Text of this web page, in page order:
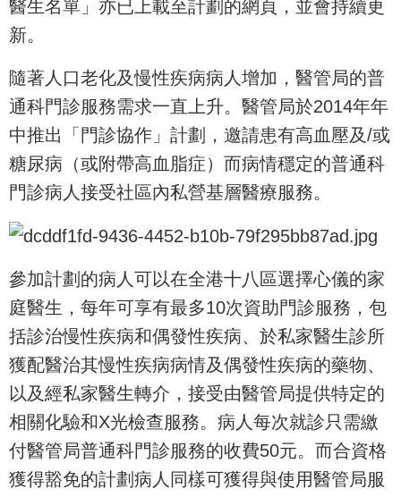
醫生名單」亦已上載至計劃的網頁，並會持續更
新。
隨著人口老化及慢性疾病病人增加，醫管局的普
通科門診服務需求一直上升。醫管局於2014年年
中推出「門診協作」計劃，邀請患有高血壓及/或
糖尿病（或附帶高血脂症）而病情穩定的普通科
門診病人接受社區內私營基層醫療服務。
參加計劃的病人可以在全港十八區選擇心儀的家
庭醫生，每年可享有最多10次資助門診服務，包
括診治慢性疾病和偶發性疾病、於私家醫生診所
獲配醫治其慢性疾病病情及偶發性疾病的藥物、
以及經私家醫生轉介，接受由醫管局提供特定的
相關化驗和X光檢查服務。病人每次就診只需繳
付醫管局普通科門診服務的收費50元。而合資格
獲得豁免的計劃病人同樣可獲得與使用醫管局服